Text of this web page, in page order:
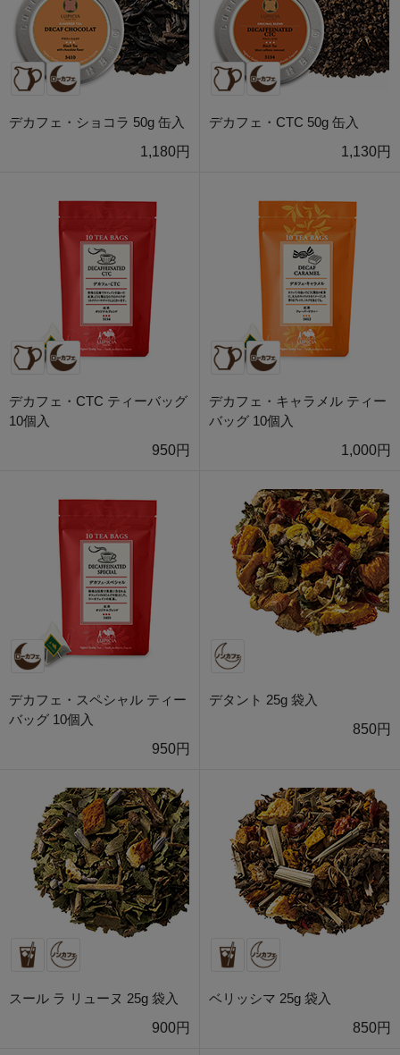
デカフェ・ショコラ 50g 缶入
1,180円
デカフェ・CTC 50g 缶入
1,130円
デカフェ・CTC ティーバッグ
10個入
950円
デカフェ・キャラメル ティー
バッグ 10個入
1,000円
デカフェ・スペシャル ティー
バッグ 10個入
950円
デタント 25g 袋入
850円
スール ラ リューヌ 25g 袋入
900円
ベリッシマ 25g 袋入
850円